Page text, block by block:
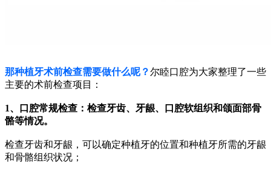
那种植牙术前检查需要做什么呢？尔睦口腔为大家整理了一些
主要的术前检查项目：
1、口腔常规检查：检查牙齿、牙龈、口腔软组织和颌面部骨
骼等情况。
检查牙齿和牙龈，可以确定种植牙的位置和种植牙所需的牙龈
和骨骼组织状况；